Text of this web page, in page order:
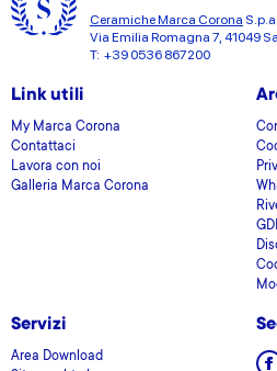
Ceramiche Marca Corona
Via Emilia Romagna 7, 41049
T: +39 0536 867200
Link utili
My Marca Corona
Contattaci
Lavora con noi
Galleria Marca Corona
Servizi
Area Download